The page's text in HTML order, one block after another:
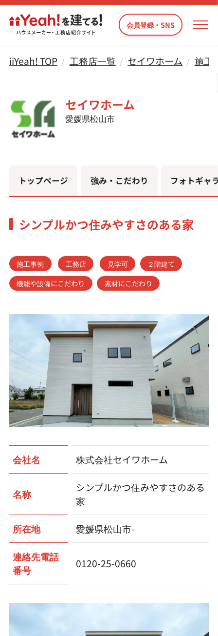
会員登録・SNS
iiYeah! TOP 工務店一覧 セイワホーム 施工
セイワホーム
愛媛県松山市
トップページ 強み・こだわり フォトギャ
シンプルかつ住みやすさのある家
施工事例 工務店 見学可
２階建て
機能や設備にこだわり
素材にこだわり
会社名 株式会社セイワホーム
名称
シンプルかつ住みやすさのある
家
所在地 愛媛県松山市-
連絡先電話
番号
0120-25-0660